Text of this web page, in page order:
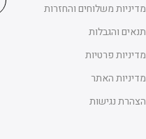
מדיניות משלוחים והחזרות
תנאים והגבלות
מדיניות פרטיות
מדיניות האתר
הצהרת נגישות